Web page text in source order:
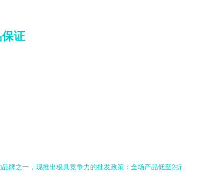
证
牌之一，现推出极具竞争力的批发政策：全场产品低至2折